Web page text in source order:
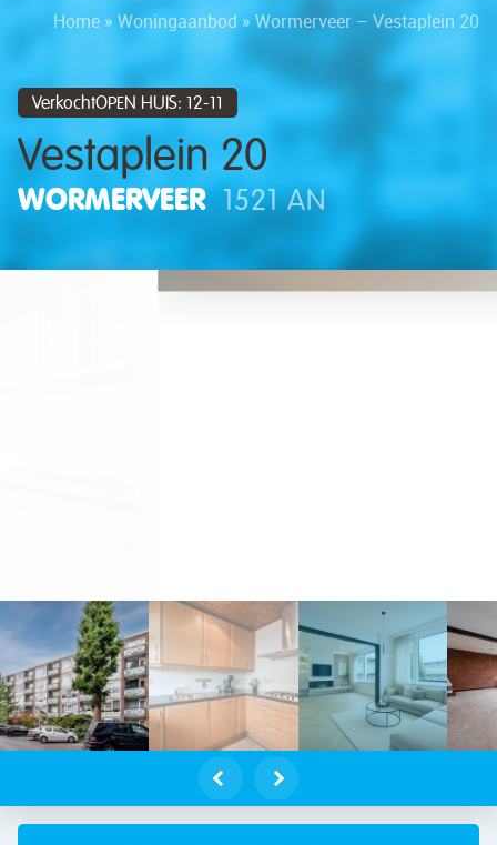
Home » Woningaanbod » Wormerveer – Vestaplein 20
VerkochtOPEN HUIS: 12-11
Vestaplein 20
WORMERVEER 1521 AN
20 – Foto